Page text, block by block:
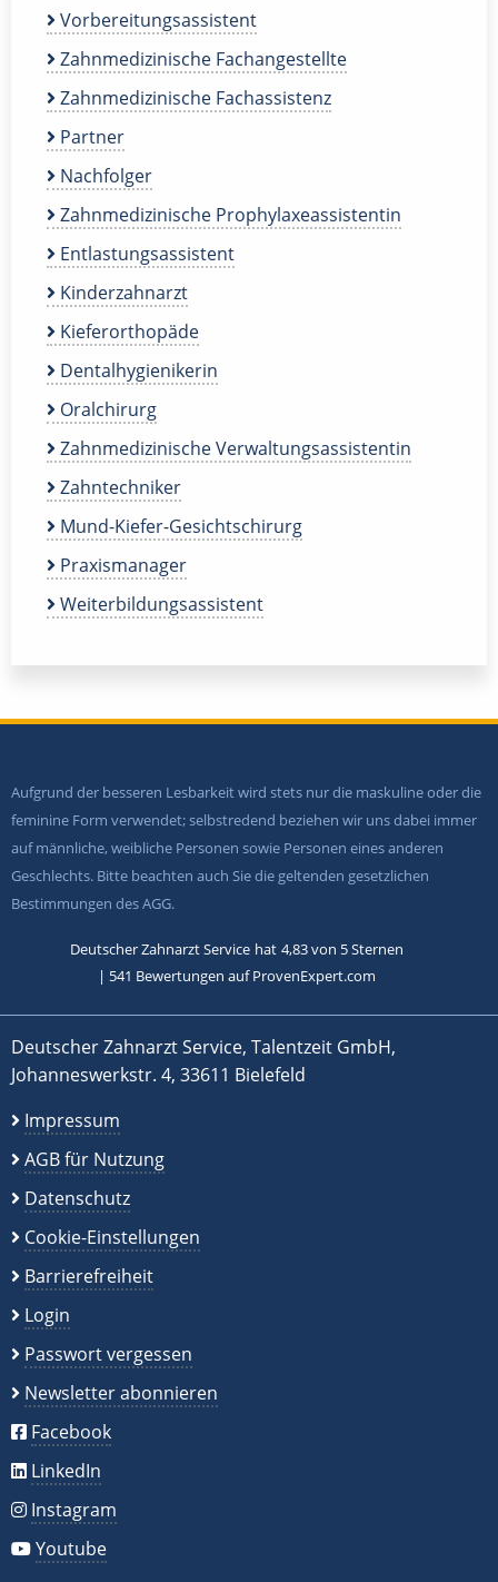
Vorbereitungsassistent
Zahnmedizinische Fachangestellte
Zahnmedizinische Fachassistenz
Partner
Nachfolger
Zahnmedizinische Prophylaxeassistentin
Entlastungsassistent
Kinderzahnarzt
Kieferorthopäde
Dentalhygienikerin
Oralchirurg
Zahnmedizinische Verwaltungsassistentin
Zahntechniker
Mund-Kiefer-Gesichtschirurg
Praxismanager
Weiterbildungsassistent
Aufgrund der besseren Lesbarkeit wird stets nur die maskuline oder die
feminine Form verwendet; selbstredend beziehen wir uns dabei immer
auf männliche, weibliche Personen sowie Personen eines anderen
Geschlechts. Bitte beachten auch Sie die geltenden gesetzlichen
Bestimmungen des AGG.
Deutscher Zahnarzt Service hat 4,83von 5Sternen
| 541 Bewertungen auf ProvenExpert.com
Deutscher Zahnarzt Service, Talentzeit GmbH,
Johanneswerkstr. 4, 33611 Bielefeld
Impressum
AGB für Nutzung
Datenschutz
Cookie-Einstellungen
Barrierefreiheit
Login
Passwort vergessen
Newsletter abonnieren
Facebook
LinkedIn
Instagram
Youtube